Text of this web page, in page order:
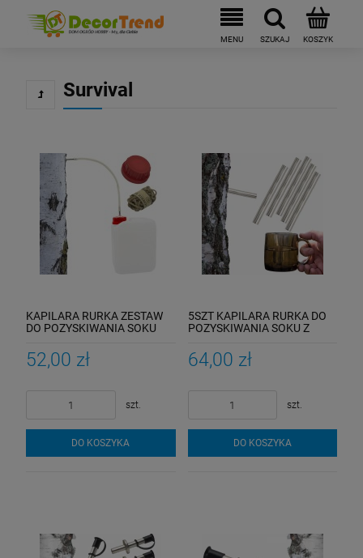
Survival
KAPILARA RURKA ZESTAW
DO POZYSKIWANIA SOKU
52,00 zł
szt.
DO KOSZYKA
5SZT KAPILARA RURKA DO
POZYSKIWANIA SOKU Z
64,00 zł
szt.
DO KOSZYKA